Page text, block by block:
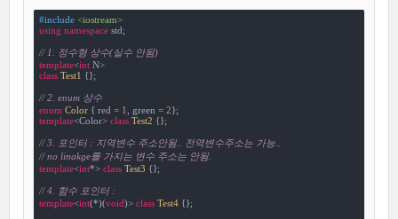
#include <iostream>
using namespace std;
// 1. 정수형 상수(실수 안됨)
template<int
N>
class Test1 {};
// 2. enum 상수
enum Color { red = 1 , green = 2
template<Color> class Test2 {};
// 3. 포인터 : 지역변수 주소안됨.. 전역변수주소는 가능..
// no linakge를 가지는 변수 주소는 안됨.
template<int*> class Test3 {};
// 4. 함수 포인터 :
template<int(*)(void)> class Test4 {};